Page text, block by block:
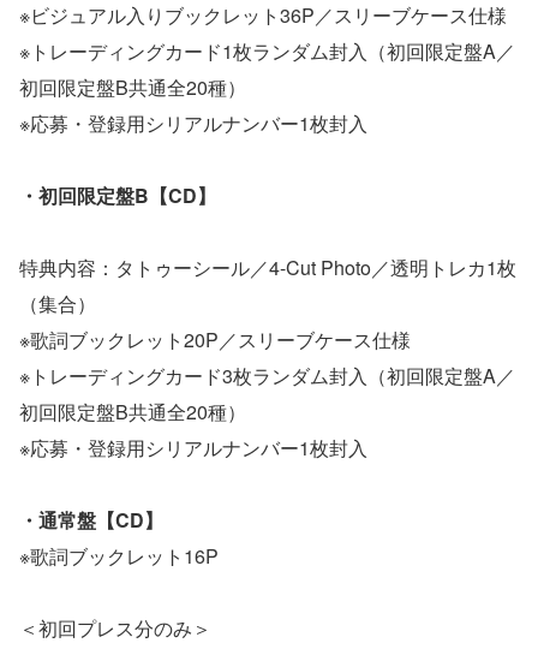
※ビジュアル入りブックレット36P／スリーブケース仕様
※トレーディングカード1枚ランダム封入（初回限定盤A／
初回限定盤B共通全20種）
※応募・登録用シリアルナンバー1枚封入
・初回限定盤B【CD】
特典内容：タトゥーシール／4-Cut Photo／透明トレカ1枚
（集合）
※歌詞ブックレット20P／スリーブケース仕様
※トレーディングカード3枚ランダム封入（初回限定盤A／
初回限定盤B共通全20種）
※応募・登録用シリアルナンバー1枚封入
・通常盤【CD】
※歌詞ブックレット16P
＜初回プレス分のみ＞